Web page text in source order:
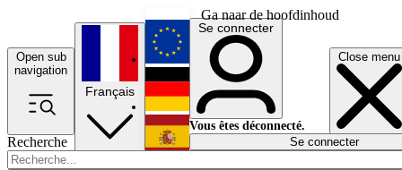
Ga naar de hoofdinhoud
Open sub
navigation
Close menu
Recherche
Français
English
Deutsch
Español
Se connecter
Vous êtes déconnecté.
Se connecter